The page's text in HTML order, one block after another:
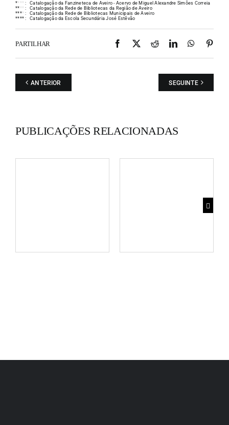
** * * :
Catalogação da Fanzineteca de Aveiro - Acervo de Miguel Alexandre Simões Correia
** * * :
Catalogação da Rede de Bibliotecas da Região de Aveiro
**** :
Catalogação da Rede de Bibliotecas Municipais de Aveiro
**** : Catalogação da Escola Secundária José Estêvão
PARTILHAR Facebook
X RedditLinkedIn
ANTERIOR SEGUINTE
PUBLICAÇÕES RELACIONADAS